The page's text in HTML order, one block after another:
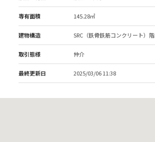
専有面積 145.28㎡
建物構造 SRC（鉄骨鉄筋コンクリート）階
取引態様 仲介
最終更新日 2025/03/06 11:38